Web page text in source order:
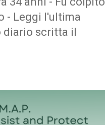
- Leggi l'ultima
diario scritta il